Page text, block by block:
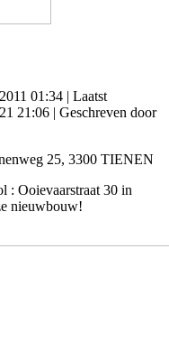
01:34 | Laatst
21:06 | Geschreven door
25, 3300 TIENEN
: Ooievaarstraat 30 in
nieuwbouw!